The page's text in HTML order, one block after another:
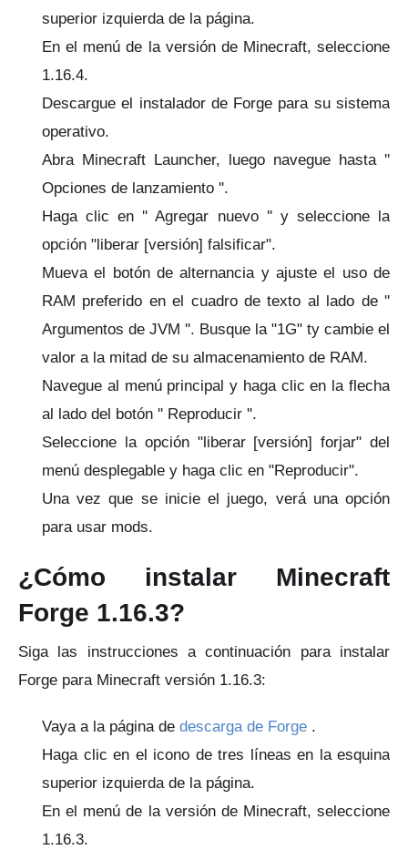
superior izquierda de la página.
En el menú de la versión de Minecraft, seleccione
1.16.4.
Descargue el instalador de Forge para su sistema
operativo.
Abra Minecraft Launcher, luego navegue hasta ''
Opciones de lanzamiento ''.
Haga clic en '' Agregar nuevo '' y seleccione la
opción "liberar [versión] falsificar".
Mueva el botón de alternancia y ajuste el uso de
RAM preferido en el cuadro de texto al lado de ''
Argumentos de JVM ''. Busque la "1G" ty cambie el
valor a la mitad de su almacenamiento de RAM.
Navegue al menú principal y haga clic en la flecha
al lado del botón '' Reproducir ''.
Seleccione la opción "liberar [versión] forjar" del
menú desplegable y haga clic en "Reproducir".
Una vez que se inicie el juego, verá una opción
para usar mods.
¿Cómo instalar Minecraft
Forge 1.16.3?
Siga las instrucciones a continuación para instalar
Forge para Minecraft versión 1.16.3:
Vaya a la página de descarga de Forge .
Haga clic en el icono de tres líneas en la esquina
superior izquierda de la página.
En el menú de la versión de Minecraft, seleccione
1.16.3.